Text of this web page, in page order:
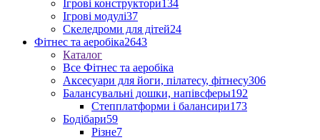
Ігрові конструктори134
Ігрові модулі37
Скеледроми для дітей24
Фітнес та аеробіка2643
Каталог
Все Фітнес та аеробіка
Аксесуари для йоги, пілатесу, фітнесу306
Балансувальні дошки, напівсферы192
Степплатформи і балансири173
Бодібари59
Різне7